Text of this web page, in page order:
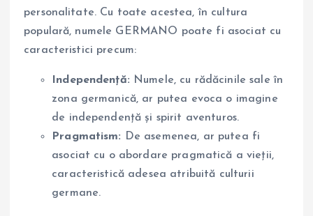
personalitate. Cu toate acestea, în cultura
populară, numele GERMANO poate fi asociat cu
caracteristici precum:
Independență: Numele, cu rădăcinile sale în
zona germanică, ar putea evoca o imagine
de independență și spirit aventuros.
Pragmatism:
De asemenea, ar putea fi
asociat cu o abordare pragmatică a vieții,
caracteristică adesea atribuită culturii
germane.